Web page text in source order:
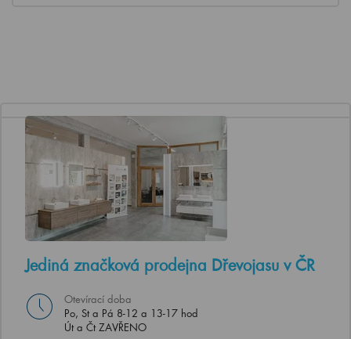
Jediná značková prodejna Dřevojasu v ČR
Otevírací doba
Po, St a Pá 8-12 a 13-17 hod
Út a Čt ZAVŘENO